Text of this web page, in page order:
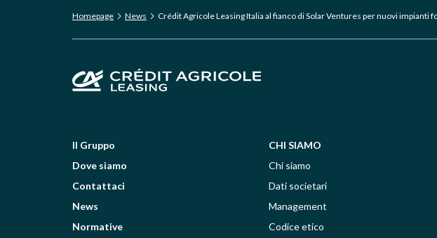
Homepage News Crédit Agricole Leasing Italia al fianco di Solar Ventures per nuovi impianti
Il Gruppo
Dove siamo
Contattaci
News
Normative
CHI SIAMO
Chi siamo
Dati societari
Management
Codice etico